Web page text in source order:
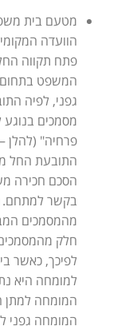
המשפט בתחום
גפני, לפיה
מסמכים בנוגע
פרחיה" (להלן
מהמסמכים
חלק
לפיכך, כאשר
למומחה היא
המומחה גפני